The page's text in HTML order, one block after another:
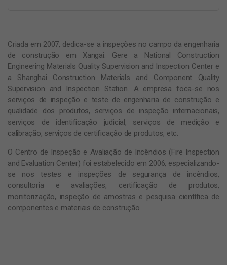
Criada em 2007, dedica-se a inspeções no campo da engenharia
de construção em Xangai. Gere a National Construction
Engineering Materials Quality Supervision and Inspection Center e
a Shanghai Construction Materials and Component Quality
Supervision and Inspection Station. A empresa foca-se nos
serviços de inspeção e teste de engenharia de construção e
qualidade dos produtos, serviços de inspeção internacionais,
serviços de identificação judicial, serviços de medição e
calibração, serviços de certificação de produtos, etc.
O Centro de Inspeção e Avaliação de Incêndios (Fire Inspection
and Evaluation Center) foi estabelecido em 2006, especializando-
se nos testes e inspeções de segurança de incêndios,
consultoria e avaliações, certificação de produtos,
monitorização, inspeção de amostras e pesquisa científica de
componentes e materiais de construção